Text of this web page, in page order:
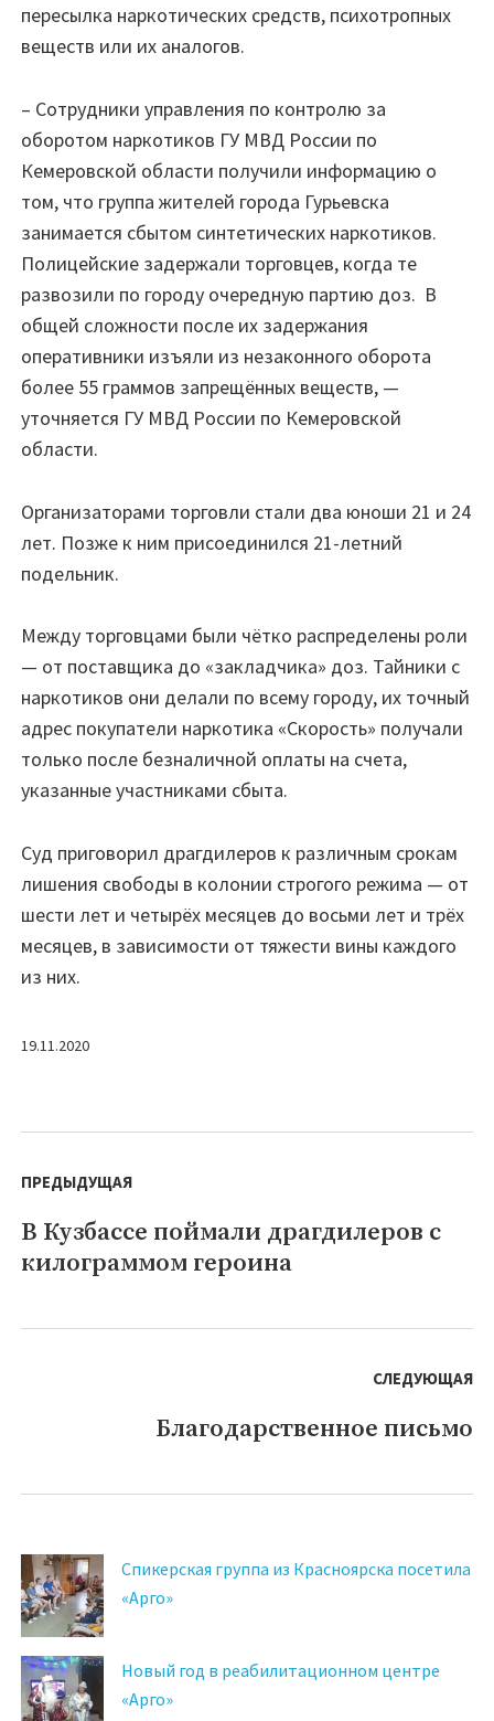
19.11.2020
пересылка наркотических средств, психотропных
веществ или их аналогов.
– Сотрудники управления по контролю за
оборотом наркотиков ГУ МВД России по
Кемеровской области получили информацию о
том, что группа жителей города Гурьевска
занимается сбытом синтетических наркотиков.
Полицейские задержали торговцев, когда те
развозили по городу очередную партию доз. В
общей сложности после их задержания
оперативники изъяли из незаконного оборота
более 55 граммов запрещённых веществ, —
уточняется ГУ МВД России по Кемеровской
области.
Организаторами торговли стали два юноши 21 и 24
лет. Позже к ним присоединился 21-летний
подельник.
Между торговцами были чётко распределены роли
— от поставщика до «закладчика» доз. Тайники с
наркотиков они делали по всему городу, их точный
адрес покупатели наркотика «Скорость» получали
только после безналичной оплаты на счета,
указанные участниками сбыта.
Суд приговорил драгдилеров к различным срокам
лишения свободы в колонии строгого режима — от
шести лет и четырёх месяцев до восьми лет и трёх
месяцев, в зависимости от тяжести вины каждого
из них.
по
записям
ПРЕДЫДУЩАЯ
Предыдущая
запись:
В Кузбассе поймали драгдилеров с
килограммом героина
СЛЕДУЮЩАЯ
Благодарственное письмо
Спикерская группа из Красноярска посетила
«Арго»
Новый год в реабилитационном центре
«Арго»